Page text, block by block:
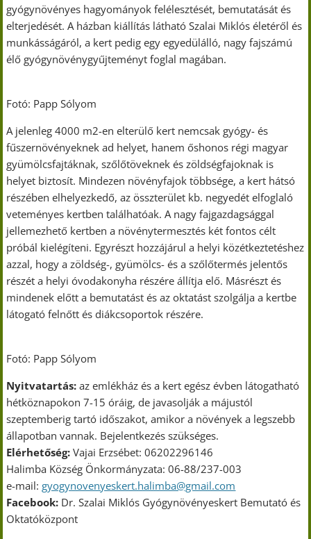
gyógynövényes hagyományok felélesztését, bemutatását és
elterjedését. A házban kiállítás látható Szalai Miklós életéről és
munkásságáról, a kert pedig egy egyedülálló, nagy fajszámú
élő gyógynövénygyűjteményt foglal magában.
Fotó: Papp Sólyom
A jelenleg 4000 m2-en elterülő kert nemcsak gyógy- és
fűszernövényeknek ad helyet, hanem őshonos régi magyar
gyümölcsfajtáknak, szőlőtöveknek és zöldségfajoknak is
helyet biztosít. Mindezen növényfajok többsége, a kert hátsó
részében elhelyezkedő, az összterület kb. negyedét elfoglaló
veteményes kertben találhatóak. A nagy fajgazdagsággal
jellemezhető kertben a növénytermesztés két fontos célt
próbál kielégíteni. Egyrészt hozzájárul a helyi közétkeztetéshez
azzal, hogy a zöldség-, gyümölcs- és a szőlőtermés jelentős
részét a helyi óvodakonyha részére állítja elő. Másrészt és
mindenek előtt a bemutatást és az oktatást szolgálja a kertbe
látogató felnőtt és diákcsoportok részére.
Fotó: Papp Sólyom
Nyitvatartás: az emlékház és a kert egész évben látogatható
hétköznapokon 7-15 óráig, de javasolják a májustól
szeptemberig tartó időszakot, amikor a növények a legszebb
állapotban vannak. Bejelentkezés szükséges.
Elérhetőség: Vajai Erzsébet: 06202296146
Halimba Község Önkormányzata: 06-88/237-003
e-mail:gyogynovenyeskert.halimba@gmail.com
Facebook: Dr. Szalai Miklós Gyógynövényeskert Bemutató és
Oktatóközpont